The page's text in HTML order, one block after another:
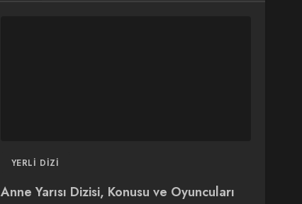
YERLI DIZI
Anne Yarısı Dizisi, Konusu ve Oyuncuları